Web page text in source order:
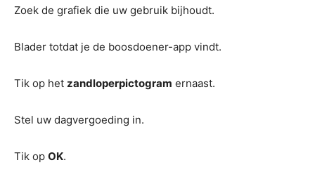
Zoek de grafiek die uw gebruik bijhoudt.
Blader totdat je de boosdoener-app vindt.
Tik op het zandloperpictogram ernaast.
Stel uw dagvergoeding in.
Tik op OK.